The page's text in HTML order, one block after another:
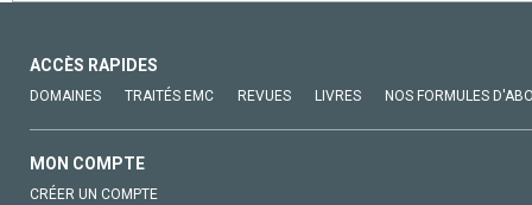
ACCÈS RAPIDES
DOMAINES TRAITÉS EMC REVUES LIVRES NOS FORMULES
MON COMPTE
CRÉER UN COMPTE